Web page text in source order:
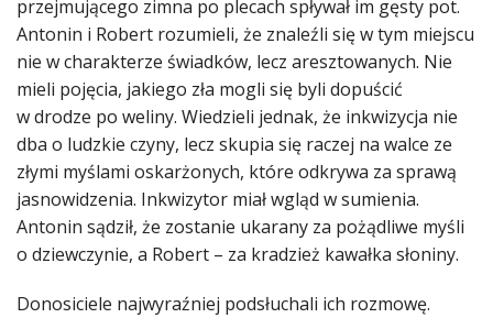
przejmującego zimna po plecach spływał im gęsty pot.
Antonin i Robert rozumieli, że znaleźli się w tym miejscu
nie w charakterze świadków, lecz aresztowanych. Nie
mieli pojęcia, jakiego zła mogli się byli dopuścić
w drodze po weliny. Wiedzieli jednak, że inkwizycja nie
dba o ludzkie czyny, lecz skupia się raczej na walce ze
złymi myślami oskarżonych, które odkrywa za sprawą
jasnowidzenia. Inkwizytor miał wgląd w sumienia.
Antonin sądził, że zostanie ukarany za pożądliwe myśli
o dziewczynie, a Robert – za kradzież kawałka słoniny.
Donosiciele najwyraźniej podsłuchali ich rozmowę.